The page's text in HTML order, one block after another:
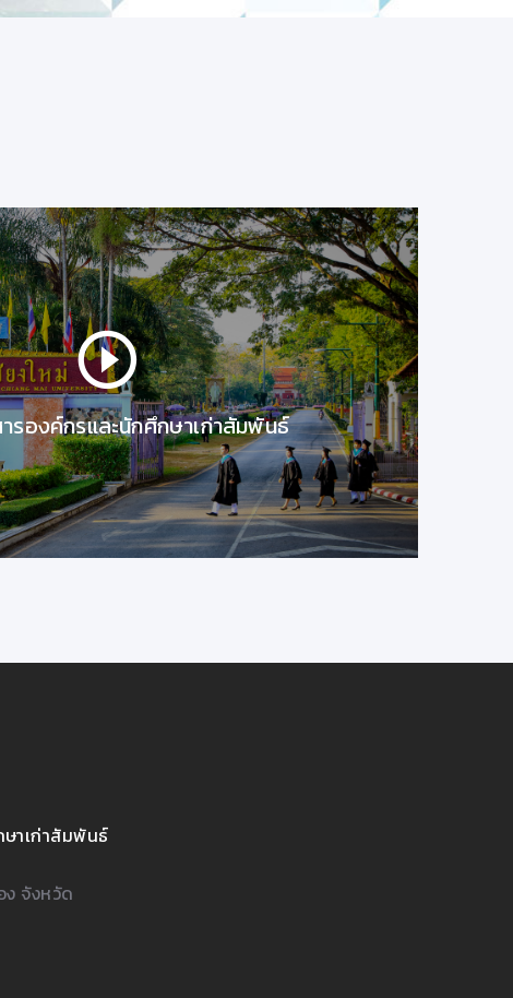
ฐ์
มหาวิทยาลัยเชียงใหม่
Workplace)
รู้จาก มช.
วันที่ 26 สิงหาคม 63
โดย..ผู้ช่วยศาสตราจารย์ ดร.สุภัทรชู
อาจารย์ประจำฝ่ายสุขภาพจิตและจิตเ
ภาควิชากิจกรรมบำบัด คณะเทคนิคก
ความสุขในการทำงาน
21/9/2563 14:03:23
รองค์กรและนักศึกษาเก่าสัมพันธ์
าเก่าสัมพันธ์
ง จังหวัด